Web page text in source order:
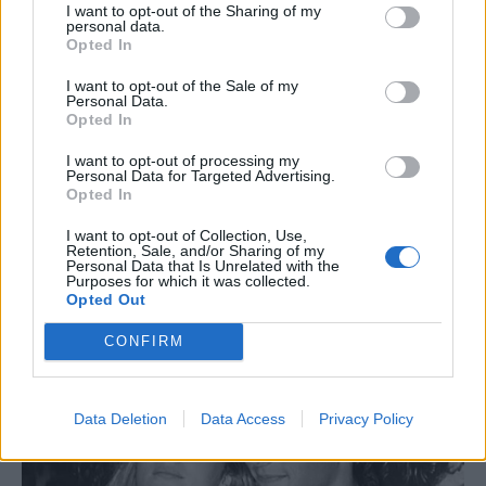
I want to opt-out of the Sharing of my
personal data.
Opted In
I want to opt-out of the Sale of my
Personal Data.
Opted In
I want to opt-out of processing my
Personal Data for Targeted Advertising.
Opted In
I want to opt-out of Collection, Use,
Retention, Sale, and/or Sharing of my
Personal Data that Is Unrelated with the
Purposes for which it was collected.
Opted Out
CONFIRM
Data Deletion Data Access Privacy Policy